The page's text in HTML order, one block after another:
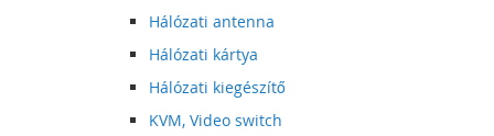
Hálózati antenna
Hálózati kártya
Hálózati kiegészítő
KVM, Video switch